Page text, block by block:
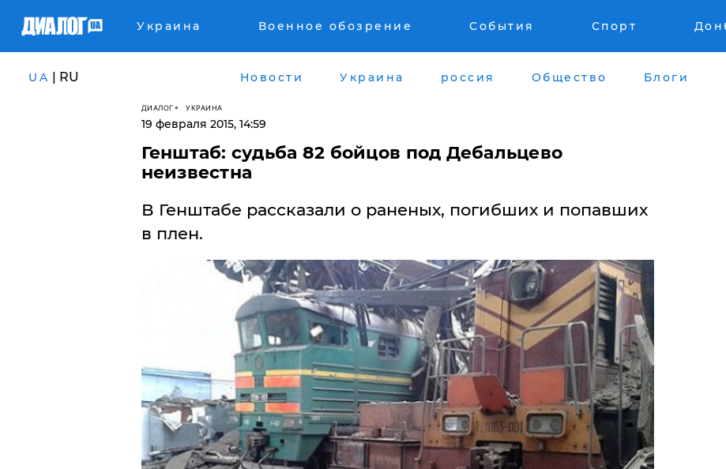
Украина Военное обозрение События Спорт
UA | RU Новости Украина россия Общество Блоги
ДИАЛОГ УКРАИНА
19 февраля 2015, 14:59
Генштаб: судьба 82 бойцов под Дебальцево
неизвестна
В Генштабе рассказали о раненых, погибших и попавших
в плен.